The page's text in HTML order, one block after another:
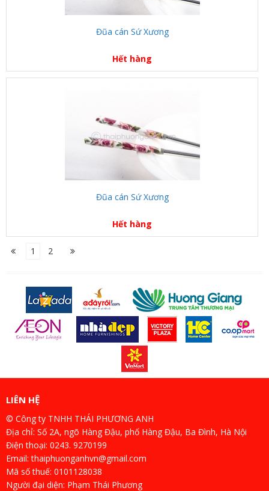
Đũa cán Sứ Xương
Hết hàng
Đũa cán Sứ Xương
Hết hàng
1 2
LIÊN HỆ
© Công ty TNHH THÁI PHƯƠNG ANH
Địa chỉ: Số 2A, ngõ Hàng Đậu, phố Hàng Đậu, Ba Đình, Hà Nội
Điện thoại: 0243. 9270199
Email: thaiphuonganhvn@gmail.com
Mã số thuế: 0101128038
Người đại diện: Phạm Thái Phương